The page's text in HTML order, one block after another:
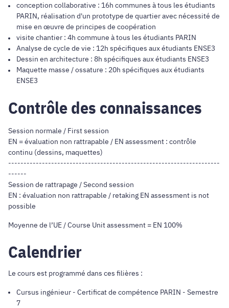
conception collaborative : 16h communes à tous les étudiants
PARIN, réalisation d'un prototype de quartier avec nécessité de
mise en œuvre de principes de coopération
visite chantier : 4h commune à tous les étudiants PARIN
Analyse de cycle de vie : 12h spécifiques aux étudiants ENSE3
Dessin en architecture : 8h spécifiques aux étudiants ENSE3
Maquette masse / ossature : 20h spécifiques aux étudiants
ENSE3
Contrôle des connaissances
Session normale / First session
EN = évaluation non rattrapable / EN assessment : contrôle
continu (dessins, maquettes)
---------------------------------------------------------------------
------
Session de rattrapage / Second session
EN : évaluation non rattrapable / retaking EN assessment is not
possible
Moyenne de l’UE / Course Unit assessment = EN 100%
Calendrier
Le cours est programmé dans ces filières :
Cursus ingénieur - Certificat de compétence PARIN - Semestre
7